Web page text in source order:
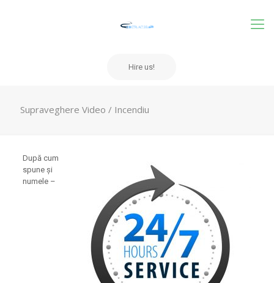
Hire us!
Supraveghere Video / Incendiu
După cum
spune şi
numele –